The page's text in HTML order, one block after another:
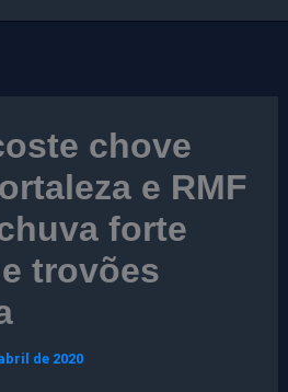
chove
e RMF
forte
trovões
de 2020